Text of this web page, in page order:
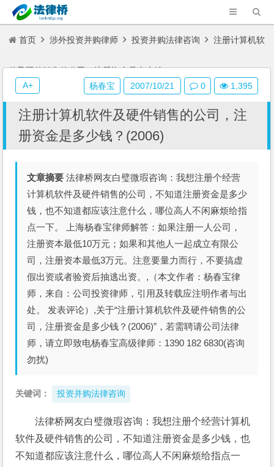
首页 涉外投资并购律师 投资并购法律咨询 注册计算机软
件及硬件销售的公司，注册资金是多少钱？(2006)
注册计算机软件及硬件销售的公司，注
册资金是多少钱？(2006)
文章摘要 法律桥网友白璧微瑕咨询：我想注册个经营
计算机软件及硬件销售的公司，不知道注册资金是多少
钱，也不知道都应该注意什么，哪位高人不闲麻烦给指
点一下。 上海杨春宝律师解答：如果注册一人公司，
注册资本最低10万元；如果和其他人一起成立有限公
司，注册资本最低3万元。注意要量力而行，不要搞虚
假出资或者验资后抽逃出资。,（本文作者：杨春宝律
师，来自：公司投资律师，引用及转载应注明作者与出
处。 发表评论）,关于“注册计算机软件及硬件销售的公
司，注册资金是多少钱？(2006)”，若需聘请公司法律
师，请立即致电杨春宝高级律师：1390 182 6830(咨询
勿扰)
关键词： 投资并购法律咨询
法律桥网友白璧微瑕咨询：我想注册个经营计算机
软件及硬件销售的公司，不知道注册资金是多少钱，也
不知道都应该注意什么，哪位高人不闲麻烦给指点一
杨春宝 2007/10/21 0 1,395
A+